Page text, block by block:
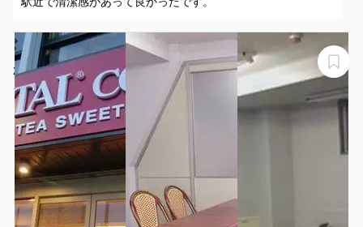
【千石駅徒歩2分】格安・10名収容会議室！［キャピタル
2階小会議室］
キャピタル2階小会議室